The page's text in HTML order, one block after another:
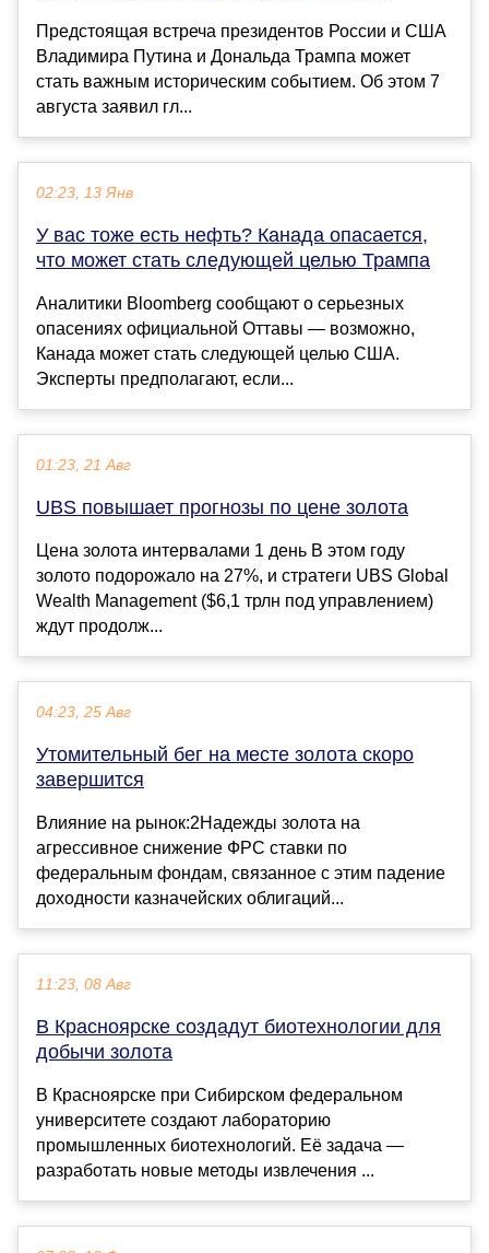
Предстоящая встреча президентов России и США
Владимира Путина и Дональда Трампа может
стать важным историческим событием. Об этом 7
августа заявил гл...
02:23, 13 Янв
У вас тоже есть нефть? Канада опасается,
что может стать следующей целью Трампа
Аналитики Bloomberg сообщают о серьезных
опасениях официальной Оттавы — возможно,
Канада может стать следующей целью США.
Эксперты предполагают, если...
01:23, 21 Авг
UBS повышает прогнозы по цене золота
Цена золота интервалами 1 день В этом году
золото подорожало на 27%, и стратеги UBS Global
Wealth Management ($6,1 трлн под управлением)
ждут продолж...
04:23, 25 Авг
Утомительный бег на месте золота скоро
завершится
Влияние на рынок:2Надежды золота на
агрессивное снижение ФРС ставки по
федеральным фондам, связанное с этим падение
доходности казначейских облигаций...
11:23, 08 Авг
В Красноярске создадут биотехнологии для
добычи золота
В Красноярске при Сибирском федеральном
университете создают лабораторию
промышленных биотехнологий. Её задача —
разработать новые методы извлечения ...